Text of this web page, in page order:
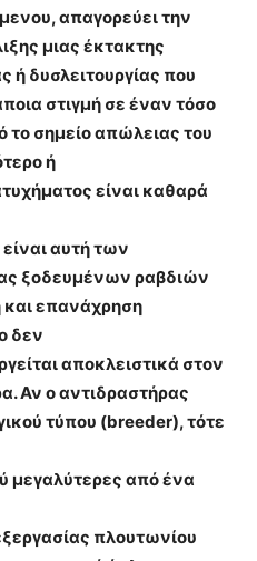
απαγορεύει την
μιας έκτακτης
ή δυσλειτουργίας που
στιγμή σε έναν τόσο
το σημείο απώλειας του
ή
είναι καθαρά
αυτή των
ξοδευμένων ραβδιών
και επανάχρηση
δεν
αποκλειστικά στον
Αν ο αντιδραστήρας
τύπου (breeder), τότε
μεγαλύτερες από ένα
πλουτωνίου